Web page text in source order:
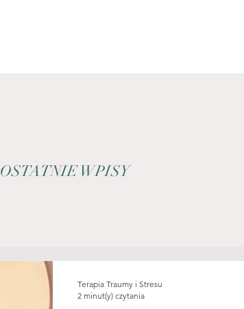
OSTATNIE WPISY
Terapia Traumy i Stresu
2 minut(y) czytania